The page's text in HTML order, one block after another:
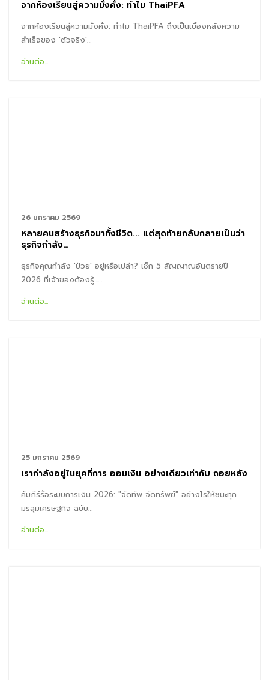
จากห้องเรียนสู่ความมั่งคั่ง: ทำไม ThaiPFA
จากห้องเรียนสู่ความมั่งคั่ง: ทำไม ThaiPFA ถึงเป็นเบื้องหลังความ
สำเร็จของ 'ตัวจริง'…
อ่านต่อ...
26 มกราคม 2569
หลายคนสร้างธุรกิจมาทั้งชีวิต... แต่สุดท้ายกลับกลายเป็นว่า
ธุรกิจกำลัง…
ธุรกิจคุณกำลัง 'ป่วย' อยู่หรือเปล่า? เช็ก 5 สัญญาณอันตรายปี
2026 ที่เจ้าของต้องรู้...…
อ่านต่อ...
25 มกราคม 2569
เรากำลังอยู่ในยุคที่การ ออมเงิน อย่างเดียวเท่ากับ ถอยหลัง
คัมภีร์รื้อระบบการเงิน 2026: "จัดทัพ จัดทรัพย์" อย่างไรให้ชนะทุก
มรสุมเศรษฐกิจ ฉบับ…
อ่านต่อ...